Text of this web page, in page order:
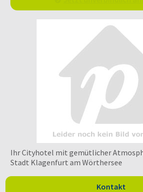
Ihr Cityhotel mit gemütlicher
Stadt Klagenfurt am Wörthersee
Kontakt